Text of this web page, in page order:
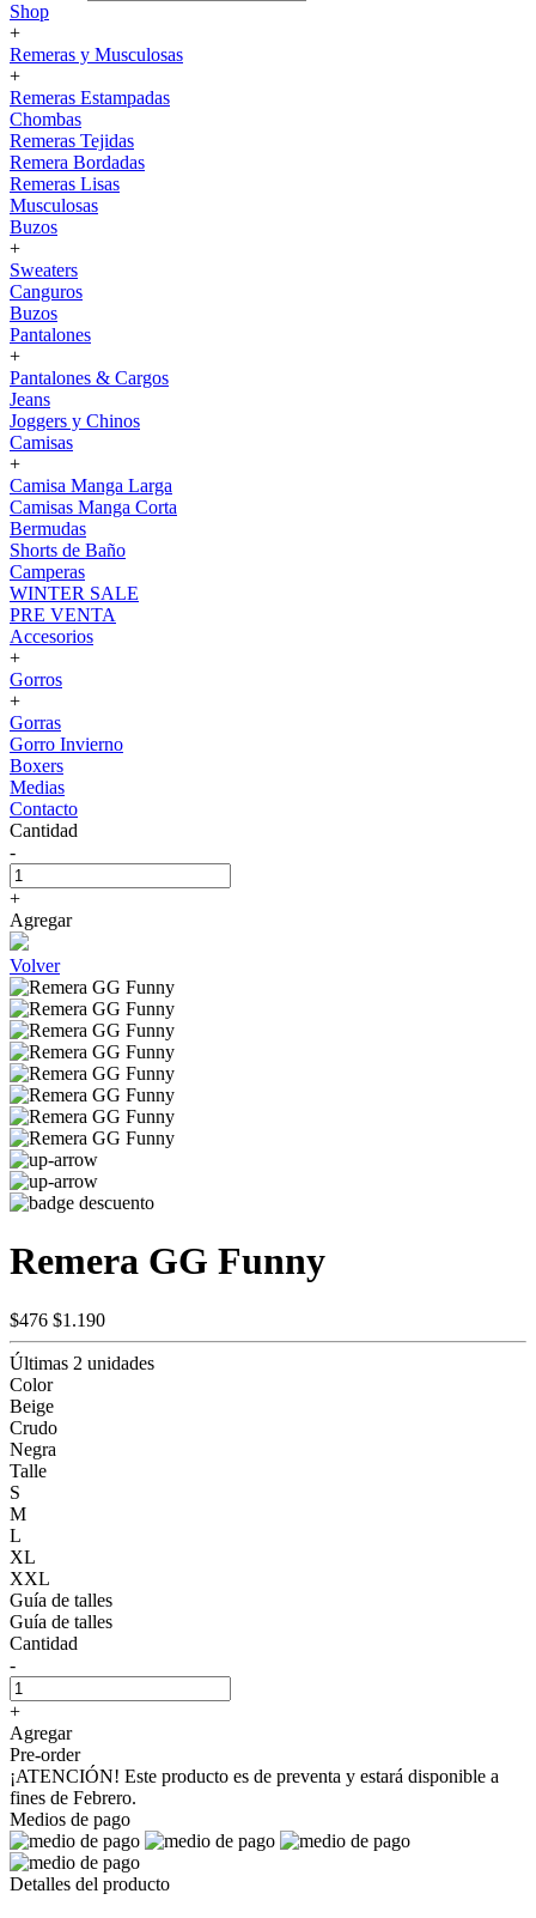
Shop
+
Remeras y Musculosas
+
Remeras Estampadas
Chombas
Remeras Tejidas
Remera Bordadas
Remeras Lisas
Musculosas
Buzos
+
Sweaters
Canguros
Buzos
Pantalones
+
Pantalones & Cargos
Jeans
Joggers y Chinos
Camisas
+
Camisa Manga Larga
Camisas Manga Corta
Bermudas
Shorts de Baño
Camperas
WINTER SALE
PRE VENTA
Accesorios
+
Gorros
+
Gorras
Gorro Invierno
Boxers
Medias
Contacto
Cantidad
-
+
Agregar
Volver
Remera GG Funny
$476 $1.190
Últimas 2 unidades
Color
Beige
Crudo
Negra
Talle
S
M
L
XL
XXL
Guía de talles
Guía de talles
Cantidad
-
+
Agregar
Pre-order
¡ATENCIÓN! Este producto es de preventa y estará disponible a
fines de Febrero.
Medios de pago
Detalles del producto